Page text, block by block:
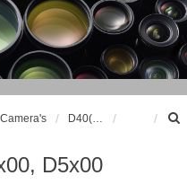
Camera's
D5x00